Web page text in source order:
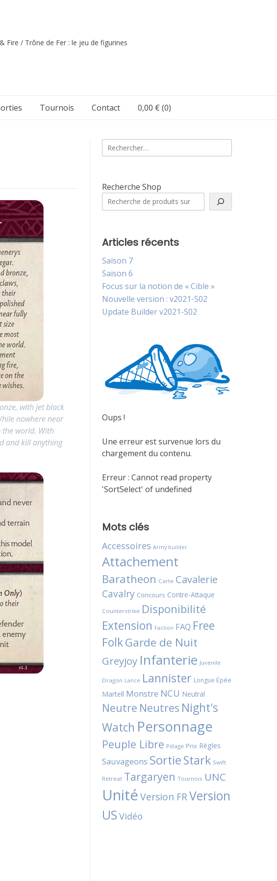
Fire / Trône de Fer : le jeu de figurines
Tournois Contact 0,00 € (0)
with jet black
nowhere near
the world. With
and kill anything
Rechercher :
Recherche Shop
Articles récents
Saison 7
Saison 6
Focus sur la notion de « Cible »
Nouvelle version : v2021-S02
Update Builder v2021-S02
Oups !
Une erreur est survenue lors du
chargement du contenu.
Erreur : Cannot read property
'SortSelect' of undefined
Mots clés
Accessoires Army builder
Attachement
Baratheon Carte Cavalerie
Cavalry Concours Contre-Attaque
Counterstrike Disponibilité
Extension Faction FAQ Free
FolkGarde de Nuit
Greyjoy Infanterie Juvenile
Dragon Lance Lannister Longue Épée
Martell Monstre NCU Neutral
Neutre Neutres Night's
Watch Personnage
Peuple Libre Pillage Prix Règles
Sauvageons SortieStark Swift
Retreat Targaryen Tournois UNC
UnitéVersion FRVersion
US Vidéo